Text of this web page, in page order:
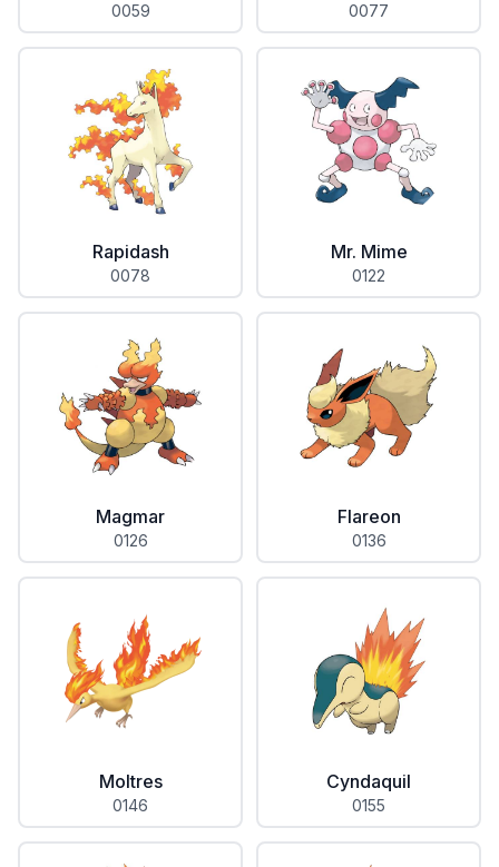
0059 0077
Rapidash
0078
Mr. Mime
0122
Magmar
0126
Flareon
0136
Moltres
0146
Cyndaquil
0155